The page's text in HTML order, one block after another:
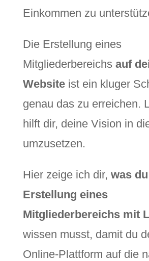
Einkommen zu
Die Erstellung eines
Mitgliederbereichs auf
Websiteist ein kluger
genau das zu erreichen.
hilft dir, deine Vision in
umzusetzen.
Hier zeige ich dir, was
Erstellung eines
Mitgliederbereichs mit
wissen musst, damit du
Online-Plattform auf die